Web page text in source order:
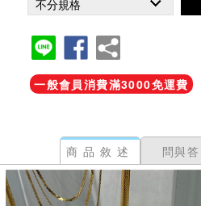
一般會員消費滿3000免運費
商品敘述 問與答